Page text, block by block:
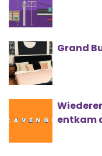
Grand
entkam